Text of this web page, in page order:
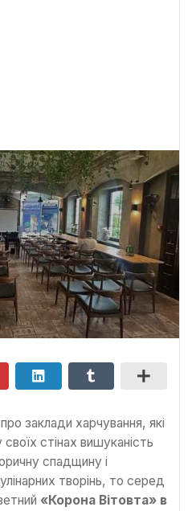
заклади харчування, які
стінах вишуканість
спадщину і
творінь, то серед
«Корона Вітовта» в